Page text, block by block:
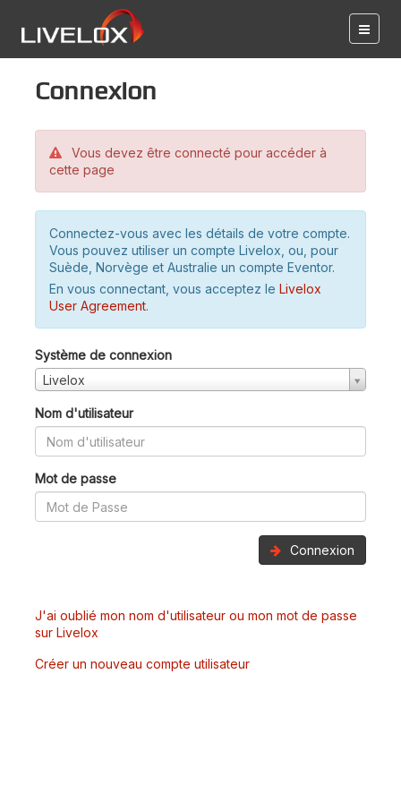
Connexion
Vous devez être connecté pour accéder à
cette page
Connectez-vous avec les détails de votre compte.
Vous pouvez utiliser un compte Livelox, ou, pour
Suède, Norvège et Australie un compte Eventor.
En vous connectant, vous acceptez le Livelox
User Agreement.
Système de connexion
Livelox
Nom d'utilisateur
Mot de passe
Connexion
J'ai oublié mon nom d'utilisateur ou mon mot de passe
sur Livelox
Créer un nouveau compte utilisateur